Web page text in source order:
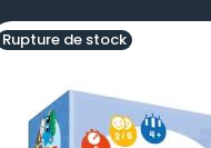
Rupture de stock